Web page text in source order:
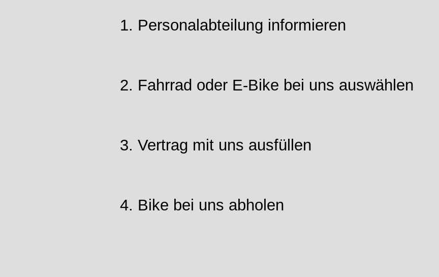
1. Personalabteilung informieren
2. Fahrrad oder E-Bike bei uns auswählen
3. Vertrag mit uns ausfüllen
4. Bike bei uns abholen